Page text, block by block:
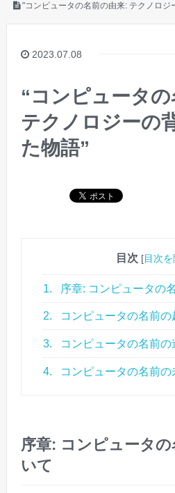
"コンピュータの名前の由来: テクノロジ
2023.07.08
“コンピュータ
テクノロジーの
た物語”
目次 [目次を
1. 序章: コンピュータの
2. コンピュータの名前の
3. コンピュータの名前の
4. コンピュータの名前の
序章: コンピュータ
いて